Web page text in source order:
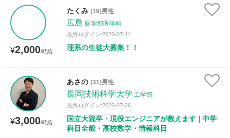
¥2,000/時給
たくみ (19)男性
広島 医学部医学科
最終ログイン:2026-07-14
理系の生徒大募集！！
¥3,000/時給
あさの (31)男性
長岡技術科学大学 工学部
最終ログイン:2026-07-26
国立大院卒・現役エンジニアが教えます | 中学
科目全般・高校数学・情報科目